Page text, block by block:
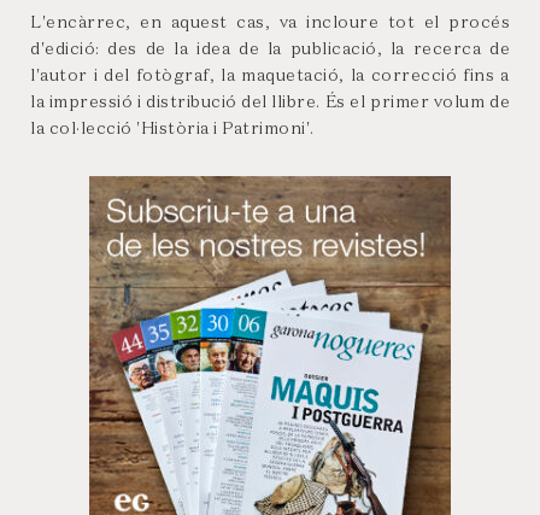
L'encàrrec, en aquest cas, va incloure tot el procés
d'edició: des de la idea de la publicació, la recerca de
l'autor i del fotògraf, la maquetació, la correcció fins a
la impressió i distribució del llibre. És el primer volum de
la col·lecció 'Història i Patrimoni'.